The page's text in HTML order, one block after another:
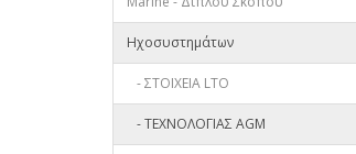
Ηχοσυστημάτων
- ΣΤΟΙΧΕΙΑ LTO
- ΤΕΧΝΟΛΟΓΙΑΣ AGM